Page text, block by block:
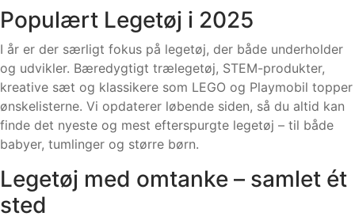
Populært Legetøj i 2025
I år er der særligt fokus på legetøj, der både underholder
og udvikler. Bæredygtigt trælegetøj, STEM-produkter,
kreative sæt og klassikere som LEGO og Playmobil topper
ønskelisterne. Vi opdaterer løbende siden, så du altid kan
finde det nyeste og mest efterspurgte legetøj – til både
babyer, tumlinger og større børn.
Legetøj med omtanke – samlet ét
sted